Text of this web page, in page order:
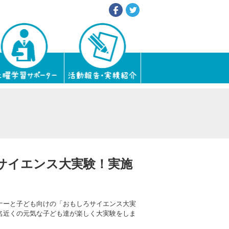
イエンス大実験！実施
と子ども向けの「おもしろサイエンス大実
くの元気な子ども達が楽しく大実験をしま